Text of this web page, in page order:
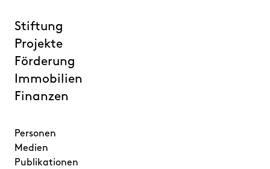
Stiftung
Projekte
Förderung
Immobilien
Finanzen
Personen
Medien
Publikationen